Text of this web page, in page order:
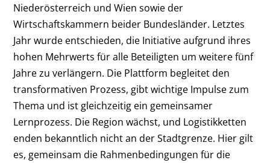
Niederösterreich und Wien sowie der
Wirtschaftskammern beider Bundesländer. Letztes
Jahr wurde entschieden, die Initiative aufgrund ihres
hohen Mehrwerts für alle Beteiligten um weitere fünf
Jahre zu verlängern. Die Plattform begleitet den
transformativen Prozess, gibt wichtige Impulse zum
Thema und ist gleichzeitig ein gemeinsamer
Lernprozess. Die Region wächst, und Logistikketten
enden bekanntlich nicht an der Stadtgrenze. Hier gilt
es, gemeinsam die Rahmenbedingungen für die